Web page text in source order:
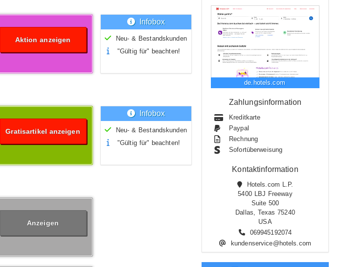
Aktion anzeigen
Infobox
Neu- & Bestandskunden
"Gültig für" beachten!
Gratisartikel anzeigen
Infobox
Neu- & Bestandskunden
"Gültig für" beachten!
Anzeigen
de.hotels.com
Zahlungsinformation
Kreditkarte
Paypal
Rechnung
Sofortüberweisung
Kontaktinformation
Hotels.com L.P.
5400 LBJ Freeway
Suite 500
Dallas, Texas 75240
USA
069945192074
kundenservice@hotels.com